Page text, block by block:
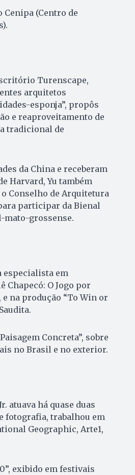
Cenipa (Centro de
Turenscape,
arquitetos
esponja”, propôs
e reaproveitamento de
tradicional de
da China e receberam
Harvard, Yu também
Conselho de Arquitetura
participar da Bienal
mato-grossense.
especialista em
Chapecó: O Jogo por
na produção “To Win or
Concreta”, sobre
no Brasil e no exterior.
atuava há quase duas
fotografia, trabalhou em
Geographic, Arte1,
exibido em festivais